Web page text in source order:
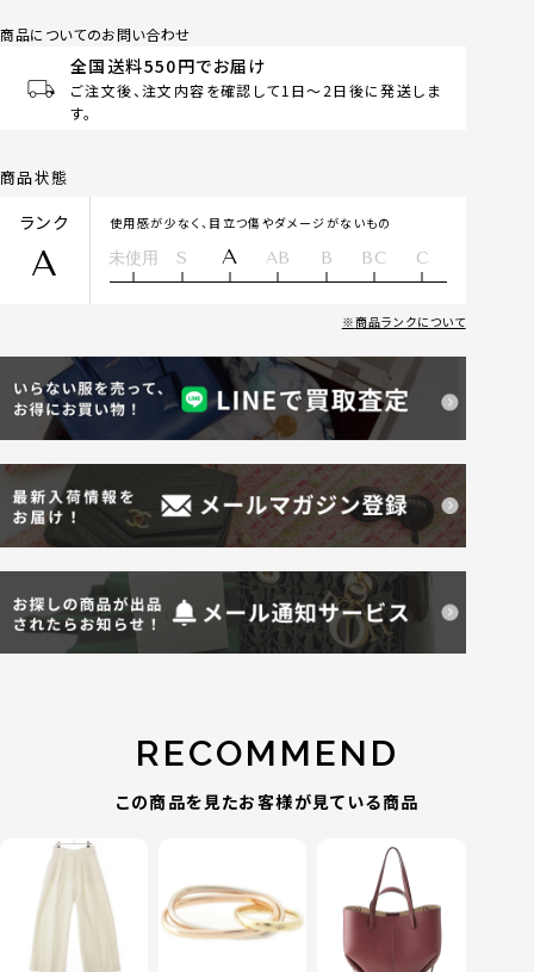
商品についてのお問い合わせ
全国送料550円でお届け
ご注文後、注文内容を確認して1日～2日後に発送しま
す。
商品状態
ランク
A
使用感が少なく、目立つ傷やダメージがないもの
未使用 S A AB B BC C
商品ランクについて
RECOMMEND
この商品を見たお客様が見ている商品